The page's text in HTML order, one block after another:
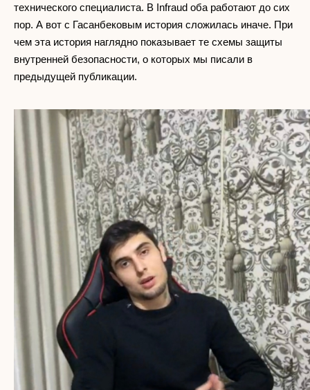
технического специалиста. В Infraud оба работают до сих
пор. А вот с Гасанбековым история сложилась иначе. При
чем эта история наглядно показывает те схемы защиты
внутренней безопасности, о которых мы писали в
предыдущей публикации.